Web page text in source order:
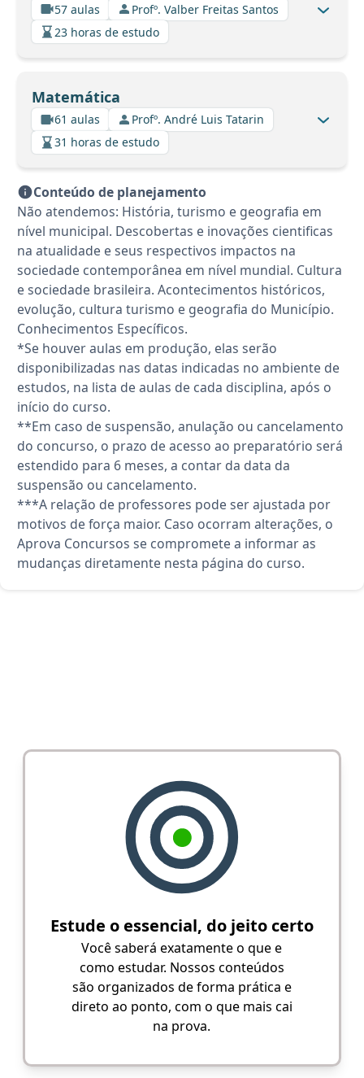
57 aulas
Profº. Valber Freitas Santos
23 horas de estudo
Matemática
61 aulas
Profº. André Luis Tatarin
31 horas de estudo
Conteúdo de planejamento
Não atendemos: História, turismo e geografia em
nível municipal. Descobertas e inovações cientificas
na atualidade e seus respectivos impactos na
sociedade contemporânea em nível mundial. Cultura
e sociedade brasileira. Acontecimentos históricos,
evolução, cultura turismo e geografia do Município.
Conhecimentos Específicos.
*Se houver aulas em produção, elas serão
disponibilizadas nas datas indicadas no ambiente de
estudos, na lista de aulas de cada disciplina, após o
início do curso.
**Em caso de suspensão, anulação ou cancelamento
do concurso, o prazo de acesso ao preparatório será
estendido para 6 meses, a contar da data da
suspensão ou cancelamento.
***A relação de professores pode ser ajustada por
motivos de força maior. Caso ocorram alterações, o
Aprova Concursos se compromete a informar as
mudanças diretamente nesta página do curso.
Estude o essencial, do jeito certo
Você saberá exatamente o que e
como estudar. Nossos conteúdos
são organizados de forma prática e
direto ao ponto, com o que mais cai
na prova.